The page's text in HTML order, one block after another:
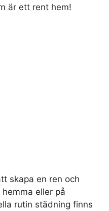
är ett rent hem!
skapa en ren och
eller på
rutin städning finns